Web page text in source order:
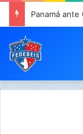
Panamá ante